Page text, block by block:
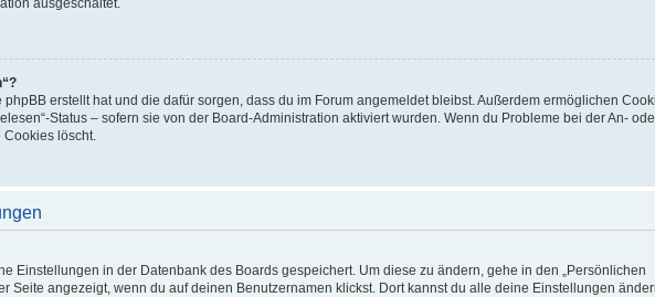
phpBB erstellt hat und die dafür sorgen, dass du im Forum angemeldet bleibst. Außerdem ermöglichen
Status – sofern sie von der Board-Administration aktiviert wurden. Wenn du Probleme bei der An-
löscht.
Einstellungen in der Datenbank des Boards gespeichert. Um diese zu ändern, gehe in den „Persönlichen
Seite angezeigt, wenn du auf deinen Benutzernamen klickst. Dort kannst du alle deine Einstellungen